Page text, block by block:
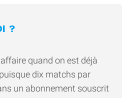
?
quand on est déjà
dix matchs par
un abonnement souscrit